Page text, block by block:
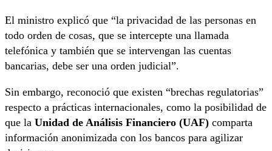
El ministro explicó que “la privacidad de las personas en
todo orden de cosas, que se intercepte una llamada
telefónica y también que se intervengan las cuentas
bancarias, debe ser una orden judicial”.
Sin embargo, reconoció que existen “brechas regulatorias”
respecto a prácticas internacionales, como la posibilidad de
que la Unidad de Análisis Financiero (UAF) comparta
información anonimizada con los bancos para agilizar